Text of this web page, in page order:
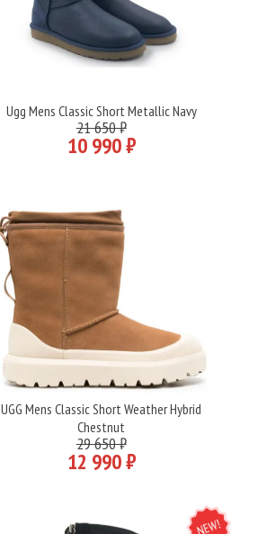
Подробнее
Ugg Mens Classic Short Metallic Navy
21 650 ₽
10 990 ₽
Подробнее
UGG Mens Classic Short Weather Hybrid
Chestnut
29 650 ₽
12 990 ₽
NEW